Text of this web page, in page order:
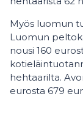
Myös luomun
Luomun
nousi 160
hehtaarilta.
eurosta 679